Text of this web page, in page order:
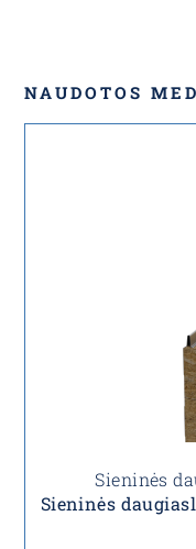
NAUDOTOS
Sieninės
Sieninės